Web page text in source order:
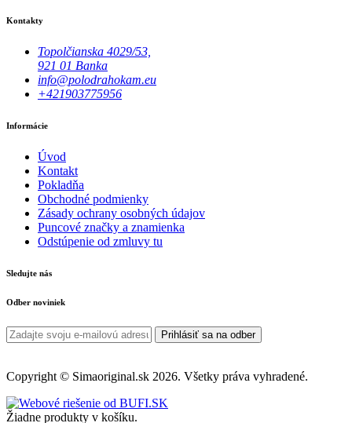
Kontakty
Topolčianska 4029/53,
921 01 Banka
info@polodrahokam.eu
+421903775956
Informácie
Úvod
Kontakt
Pokladňa
Obchodné podmienky
Zásady ochrany osobných údajov
Puncové značky a znamienka
Odstúpenie od zmluvy tu
Sledujte nás
Odber noviniek
Prihlásiť sa na odber
Copyright © Simaoriginal.sk 2026. Všetky práva vyhradené.
Žiadne produkty v košíku.